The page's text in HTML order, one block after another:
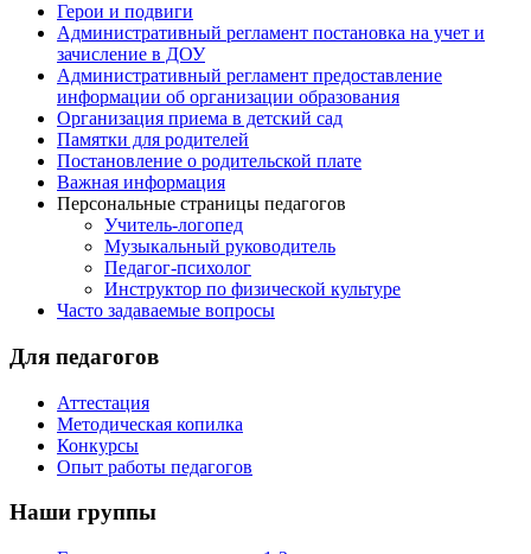
Герои и подвиги
Административный регламент постановка на учет и
зачисление в ДОУ
Административный регламент предоставление
информации об организации образования
Организация приема в детский сад
Памятки для родителей
Постановление о родительской плате
Важная информация
Персональные страницы педагогов
Учитель-логопед
Музыкальный руководитель
Педагог-психолог
Инструктор по физической культуре
Часто задаваемые вопросы
Для педагогов
Аттестация
Методическая копилка
Конкурсы
Опыт работы педагогов
Наши группы